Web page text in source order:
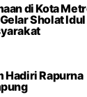
di Kota
Sholat Idul
Hadiri Rapurna